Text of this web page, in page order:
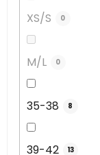
XS/S 0
M/L 0
35-38 8
39-42 13